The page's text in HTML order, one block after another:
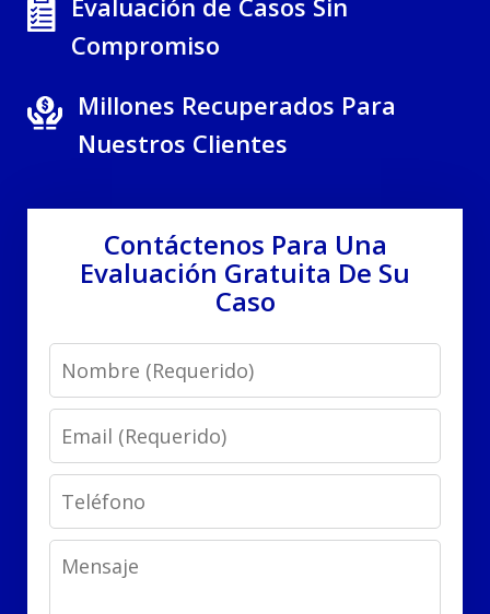
Compromiso
Millones Recuperados Para
Nuestros Clientes
Contáctenos Para Una
Evaluación Gratuita De Su
Caso
Name
Email
Phone
Message